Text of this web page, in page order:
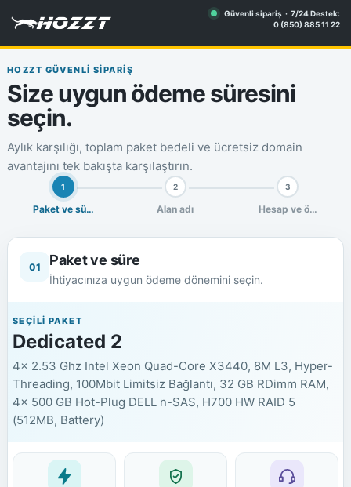
Güvenli sipariş · 7/24 Destek:
0 (850) 885 11 22
HOZZT GÜVENLİ SİPARİŞ
Size uygun ödeme süresini
seçin.
Aylık karşılığı, toplam paket bedeli ve ücretsiz domain
avantajını tek bakışta karşılaştırın.
1
Paket ve süre
2
Alan adı
3
Hesap ve ödeme
01 Paket ve süre
İhtiyacınıza uygun ödeme dönemini seçin.
SEÇİLİ PAKET
Dedicated 2
4x 2.53 Ghz Intel Xeon Quad-Core X3440, 8M L3, Hyper-
Threading, 100Mbit Limitsiz Bağlantı, 32 GB RDimm RAM,
4x 500 GB Hot-Plug DELL n-SAS, H700 HW RAID 5
(512MB, Battery)